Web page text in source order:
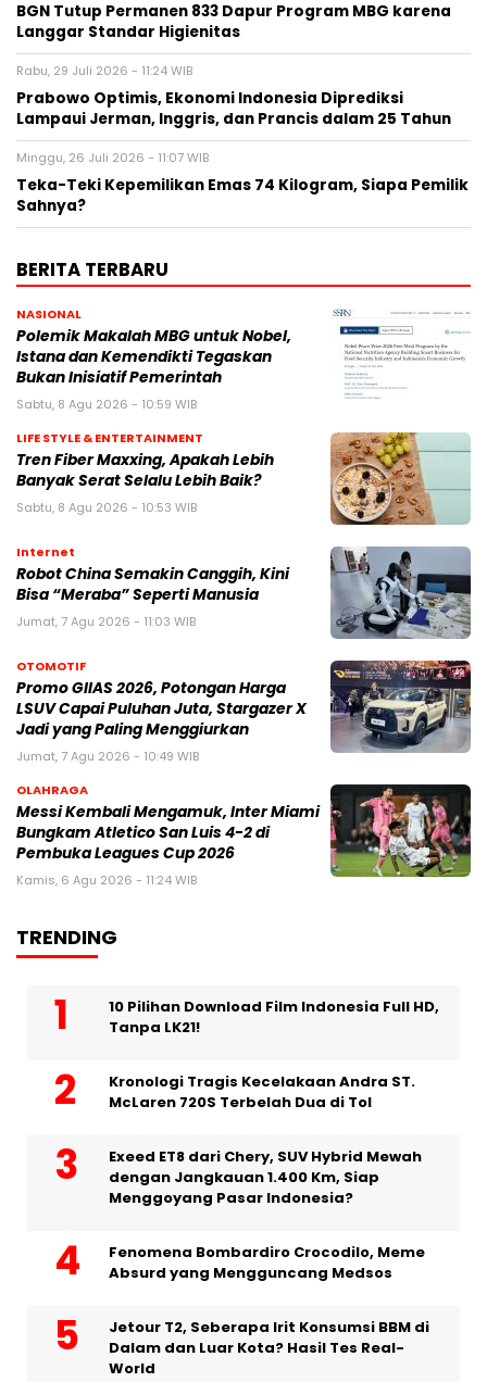
BGN Tutup Permanen 833 Dapur Program MBG karena
Langgar Standar Higienitas
Rabu, 29 Juli 2026 - 11:24 WIB
Prabowo Optimis, Ekonomi Indonesia Diprediksi
Lampaui Jerman, Inggris, dan Prancis dalam 25 Tahun
Minggu, 26 Juli 2026 - 11:07 WIB
Teka-Teki Kepemilikan Emas 74 Kilogram, Siapa Pemilik
Sahnya?
BERITA TERBARU
NASIONAL
Polemik Makalah MBG untuk Nobel,
Istana dan Kemendikti Tegaskan
Bukan Inisiatif Pemerintah
Sabtu, 8 Agu 2026 - 10:59 WIB
LIFE STYLE & ENTERTAINMENT
Tren Fiber Maxxing, Apakah Lebih
Banyak Serat Selalu Lebih Baik?
Sabtu, 8 Agu 2026 - 10:53 WIB
Internet
Robot China Semakin Canggih, Kini
Bisa “Meraba” Seperti Manusia
Jumat, 7 Agu 2026 - 11:03 WIB
OTOMOTIF
Promo GIIAS 2026, Potongan Harga
LSUV Capai Puluhan Juta, Stargazer X
Jadi yang Paling Menggiurkan
Jumat, 7 Agu 2026 - 10:49 WIB
OLAHRAGA
Messi Kembali Mengamuk, Inter Miami
Bungkam Atletico San Luis 4-2 di
Pembuka Leagues Cup 2026
Kamis, 6 Agu 2026 - 11:24 WIB
TRENDING
10 Pilihan Download Film Indonesia Full HD,
Tanpa LK21!
Kronologi Tragis Kecelakaan Andra ST.
McLaren 720S Terbelah Dua di Tol
Exeed ET8 dari Chery, SUV Hybrid Mewah
dengan Jangkauan 1.400 Km, Siap
Menggoyang Pasar Indonesia?
Fenomena Bombardiro Crocodilo, Meme
Absurd yang Mengguncang Medsos
Jetour T2, Seberapa Irit Konsumsi BBM di
Dalam dan Luar Kota? Hasil Tes Real-
World